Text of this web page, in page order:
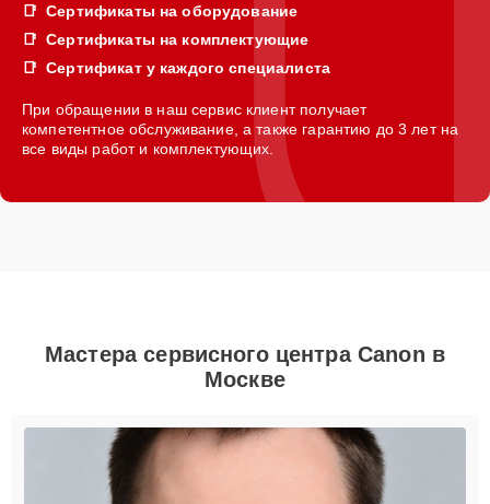
Сертификаты на оборудование
Сертификаты на комплектующие
Сертификат у каждого специалиста
При обращении в наш сервис клиент получает
компетентное обслуживание, а также гарантию до 3 лет на
все виды работ и комплектующих.
Мастера сервисного центра Canon в
Москве